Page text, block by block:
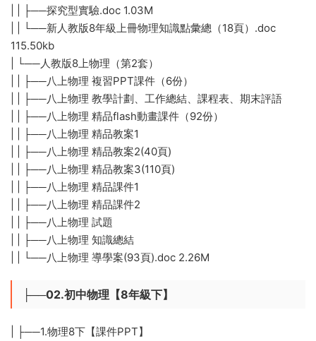
| | ├──探究型實驗.doc 1.03M
| | └──新人教版8年級上冊物理知識點彙總（18頁）.doc
115.50kb
| └──人教版8上物理（第2套）
| | ├──八上物理 複習PPT課件（6份）
| | ├──八上物理 教學計劃、工作總結、課程表、期末評語
| | ├──八上物理 精品flash動畫課件（92份）
| | ├──八上物理 精品教案1
| | ├──八上物理 精品教案2(40頁)
| | ├──八上物理 精品教案3(110頁)
| | ├──八上物理 精品課件1
| | ├──八上物理 精品課件2
| | ├──八上物理 試題
| | ├──八上物理 知識總結
| | └──八上物理 導學案(93頁).doc 2.26M
├──02.初中物理【8年級下】
| ├──1.物理8下【課件PPT】